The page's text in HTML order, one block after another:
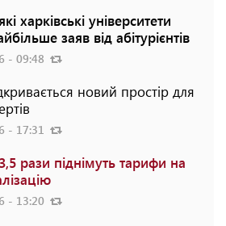
харківські університети
заяв від абітурієнтів
- 09:48
новий простір для
- 17:31
рази піднімуть тарифи на
- 13:20